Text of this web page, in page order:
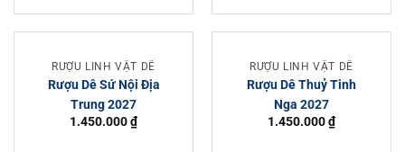
RƯỢU LINH VẬT DÊ
Rượu Dê Sứ Nội Địa
Trung 2027
1.450.000₫
RƯỢU LINH VẬT DÊ
Rượu Dê Thuỷ Tinh
Nga 2027
1.450.000₫